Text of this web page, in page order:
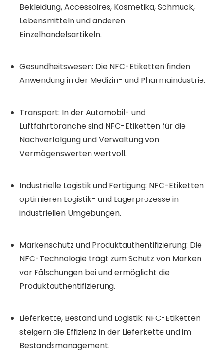
Bekleidung, Accessoires, Kosmetika, Schmuck,
Lebensmitteln und anderen
Einzelhandelsartikeln.
Gesundheitswesen: Die NFC-Etiketten finden
Anwendung in der Medizin- und Pharmaindustrie.
Transport: In der Automobil- und
Luftfahrtbranche sind NFC-Etiketten für die
Nachverfolgung und Verwaltung von
Vermögenswerten wertvoll.
Industrielle Logistik und Fertigung: NFC-Etiketten
optimieren Logistik- und Lagerprozesse in
industriellen Umgebungen.
Markenschutz und Produktauthentifizierung: Die
NFC-Technologie trägt zum Schutz von Marken
vor Fälschungen bei und ermöglicht die
Produktauthentifizierung.
Lieferkette, Bestand und Logistik: NFC-Etiketten
steigern die Effizienz in der Lieferkette und im
Bestandsmanagement.